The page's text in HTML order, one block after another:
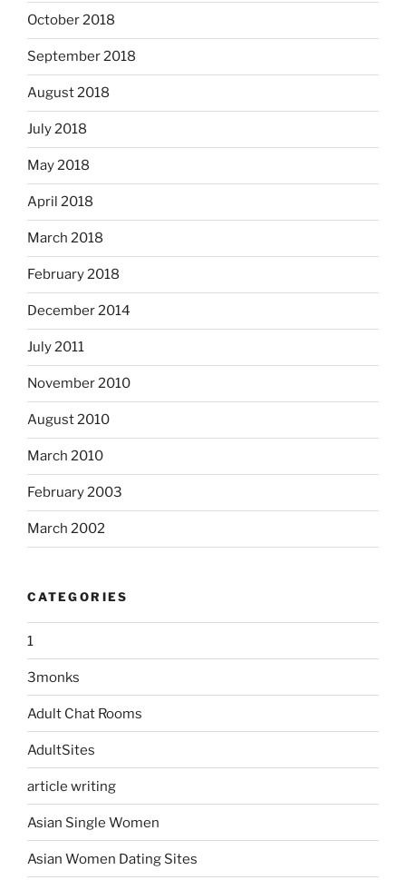
October 2018
September 2018
August 2018
July 2018
May 2018
April 2018
March 2018
February 2018
December 2014
July 2011
November 2010
August 2010
March 2010
February 2003
March 2002
CATEGORIES
1
3monks
Adult Chat Rooms
AdultSites
article writing
Asian Single Women
Asian Women Dating Sites